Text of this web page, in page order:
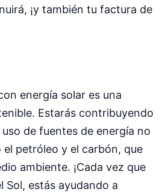
¡y también tu factura de
energía solar es una
Estarás contribuyendo
de fuentes de energía no
el petróleo y el carbón, que
ambiente. ¡Cada vez que
Sol, estás ayudando a